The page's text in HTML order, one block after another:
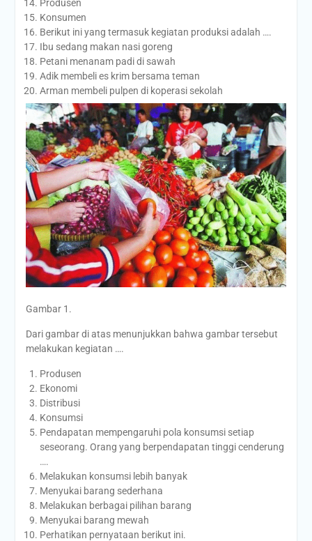
Produsen
Konsumen
Berikut ini yang termasuk kegiatan produksi adalah ….
Ibu sedang makan nasi goreng
Petani menanam padi di sawah
Adik membeli es krim bersama teman
Arman membeli pulpen di koperasi sekolah
Gambar 1.
Dari gambar di atas menunjukkan bahwa gambar tersebut
melakukan kegiatan ….
Produsen
Ekonomi
Distribusi
Konsumsi
Pendapatan mempengaruhi pola konsumsi setiap
seseorang. Orang yang berpendapatan tinggi cenderung
….
Melakukan konsumsi lebih banyak
Menyukai barang sederhana
Melakukan berbagai pilihan barang
Menyukai barang mewah
Perhatikan pernyataan berikut ini.